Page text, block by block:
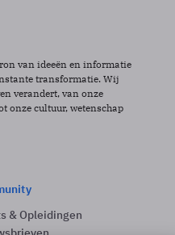
van ideeën en informatie
transformatie. Wij
verandert, van onze
onze cultuur, wetenschap
& Opleidingen